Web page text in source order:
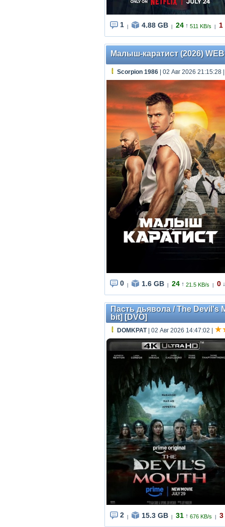
1 4.88 GB 24 ↑ 511 KB/s 1
Малыш-каратист (2026)
Scorpion 1986 | 02 Авг 2026 21:15:28
0 1.6 GB 24 ↑ 21.5 KB/s 0 ↓
Пасть дьявола / The Devil's
bit] [DVO]
DOMKPAT| 02 Авг 2026 14:47:02
2 15.3 GB 31 ↑ 676 KB/s 3